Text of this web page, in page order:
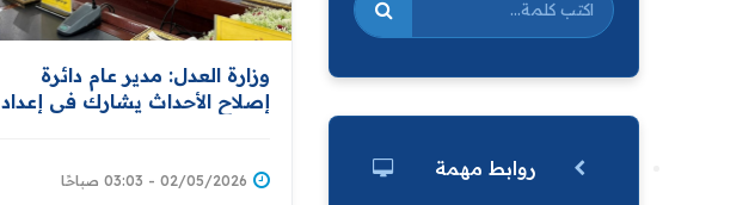
وزارة العدل: مدير عام دائرة
إصلاح الأحداث يشارك في إعداد
شاملة تكفل حمايته
02/05/2026 - 03:03 صباحًا
روابط مهمة